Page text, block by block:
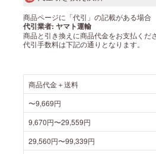
商品ページに「代引」の記載がある場合
代引業者: ヤマト運輸
商品と引き換えに商品代金をお支払くださ
代引手数料は下記の通りとなります。
商品代金＋送料
〜9,669円
9,670円〜29,559円
29,560円〜99,339円